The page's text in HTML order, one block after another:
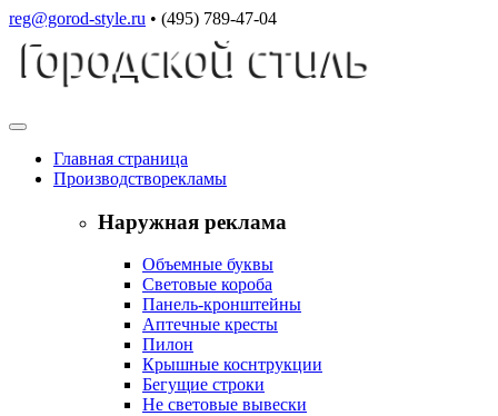
reg@gorod-style.ru • (495) 789-47-04
Главная страница
Производстворекламы
Наружная реклама
Объемные буквы
Световые короба
Панель-кронштейны
Аптечные кресты
Пилон
Крышные коснтрукции
Бегущие строки
Не световые вывески